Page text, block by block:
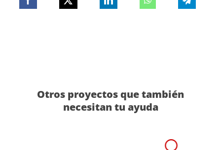
Otros proyectos que también
necesitan tu ayuda